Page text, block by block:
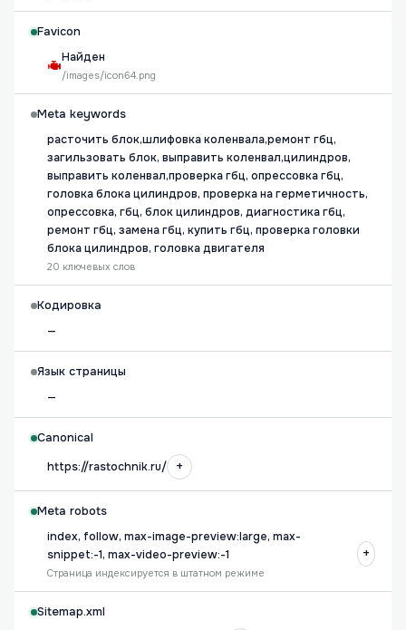
Favicon
Найден
/images/icon64.png
Meta keywords
расточить блок,шлифовка коленвала,ремонт гбц,
загильзовать блок, выправить коленвал,цилиндров,
выправить коленвал,проверка гбц, опрессовка гбц,
головка блока цилиндров, проверка на герметичность,
опрессовка, гбц, блок цилиндров, диагностика гбц,
ремонт гбц, замена гбц, купить гбц, проверка головки
блока цилиндров, головка двигателя
20 ключевых слов
Кодировка
—
Язык страницы
—
Canonical
https://rastochnik.ru/
+
Meta robots
index, follow, max-image-preview:large, max-
snippet:-1, max-video-preview:-1
Страница индексируется в штатном режиме
+
Sitemap.xml